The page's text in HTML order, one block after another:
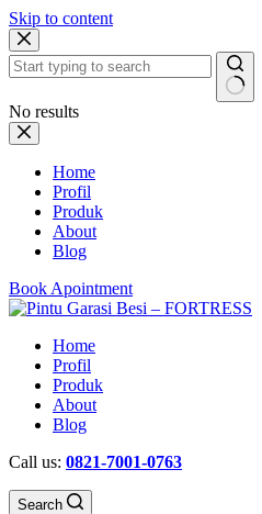
Skip to content
No results
Home
Profil
Produk
About
Blog
Book Apointment
Home
Profil
Produk
About
Blog
Call us: 0821-7001-0763
Search